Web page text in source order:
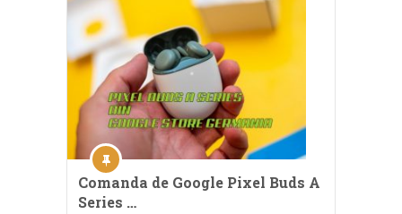
Comanda de Google Pixel Buds A
Series …